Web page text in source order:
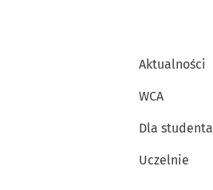
Aktualności
WCA
Dla studenta
Uczelnie